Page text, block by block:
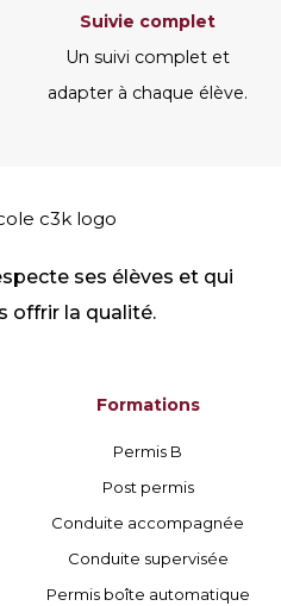
suivie complet
Un suivi complet et
adapter à chaque élève.
ses élèves et qui
offrir la qualité.
Formations
Permis B
Post permis
Conduite accompagnée
Conduite supervisée
Permis boîte automatique